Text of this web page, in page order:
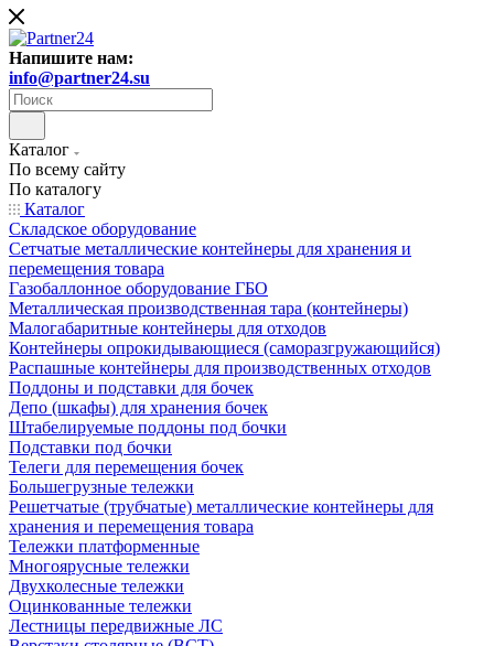
Напишите нам:
info@partner24.su
Каталог
По всему сайту
По каталогу
Каталог
Складское оборудование
Сетчатые металлические контейнеры для хранения и
перемещения товара
Газобаллонное оборудование ГБО
Металлическая производственная тара (контейнеры)
Малогабаритные контейнеры для отходов
Контейнеры опрокидывающиеся (саморазгружающийся)
Распашные контейнеры для производственных отходов
Поддоны и подставки для бочек
Депо (шкафы) для хранения бочек
Штабелируемые поддоны под бочки
Подставки под бочки
Телеги для перемещения бочек
Большегрузные тележки
Решетчатые (трубчатые) металлические контейнеры для
хранения и перемещения товара
Тележки платформенные
Многоярусные тележки
Двухколесные тележки
Оцинкованные тележки
Лестницы передвижные ЛС